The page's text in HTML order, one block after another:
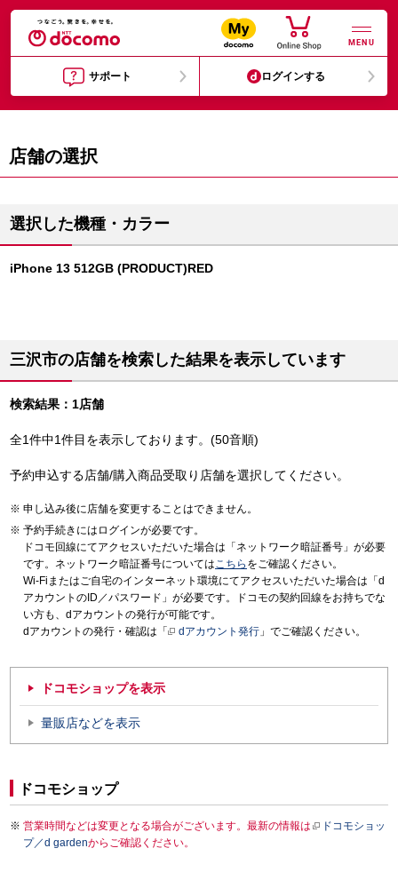
MENU
サポート ログインする
店舗の選択
選択した機種・カラー
iPhone 13 512GB (PRODUCT)RED
三沢市の店舗を検索した結果を表示しています
検索結果：1店舗
全1件中1件目を表示しております。(50音順)
予約申込する店舗/購入商品受取り店舗を選択してください。
申し込み後に店舗を変更することはできません。
予約手続きにはログインが必要です。
ドコモ回線にてアクセスいただいた場合は「ネットワーク暗証番号」が必要
です。ネットワーク暗証番号についてはこちら をご確認ください。
Wi-Fiまたはご自宅のインターネット環境にてアクセスいただいた場合は「d
アカウントのID／パスワード」が必要です。ドコモの契約回線をお持ちでな
い方も、dアカウントの発行が可能です。
dアカウントの発行・確認は「
dアカウント発行 」でご確認ください。
ドコモショップを表示
量販店などを表示
ドコモショップ
営業時間などは変更となる場合がございます。最新の情報は
ドコモショッ
プ／d gardenからご確認ください。